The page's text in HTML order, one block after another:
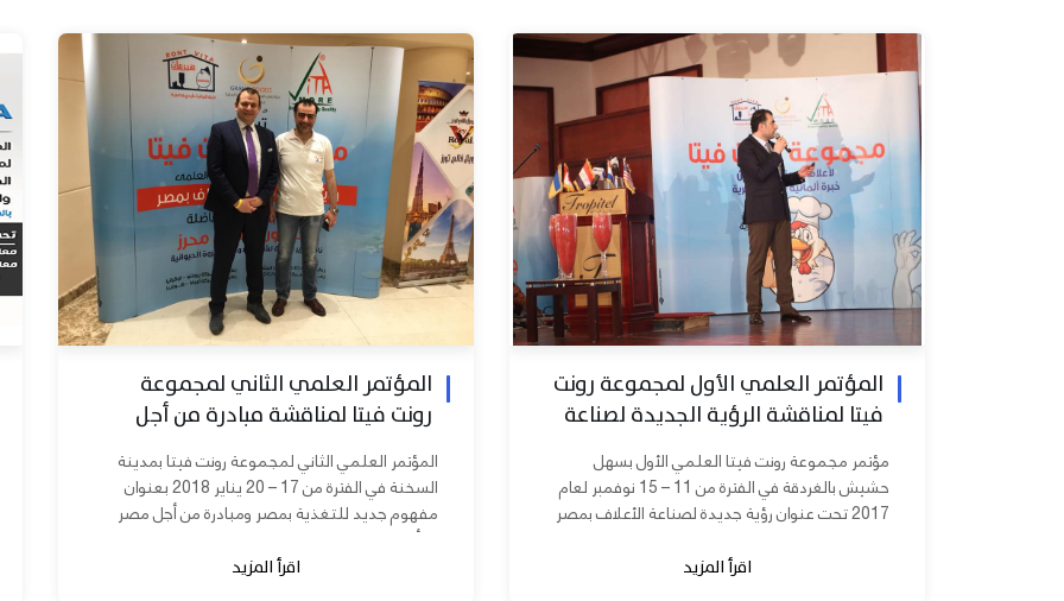
المؤتمر العلمي الأول لمجموعة رونت
فيتا لمناقشة الرؤية الجديدة لصناعة
الأعلاف بمصر
مؤتمر مجموعة رونت فيتا العلمي الأول بسهل
حشيش بالغردقة في الفترة من 11 – 15 نوفمبر لعام
2017 تحت عنوان رؤية جديدة لصناعة الأعلاف بمصر
اقرأ المزيد
المؤتمر العلمي الثاني لمجموعة
رونت فيتا لمناقشة مبادرة من أجل
مصر ابدأ مشروعك
المؤتمر العلمي الثاني لمجموعة رونت فيتا بمدينة
السخنة في الفترة من 17 – 20 يناير 2018 بعنوان
مفهوم جديد للتغذية بمصر ومبادرة من أجل مصر
ابدأ مشروعك بحضور عدد كبير من...
اقرأ المزيد